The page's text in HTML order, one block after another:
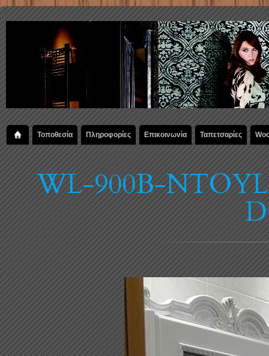
Τοποθεσία Πληροφορίες Επικοινωνία Ταπετσαρίες
WL-900B-